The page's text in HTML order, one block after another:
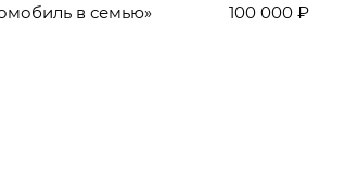
100 000 ₽
в семью»